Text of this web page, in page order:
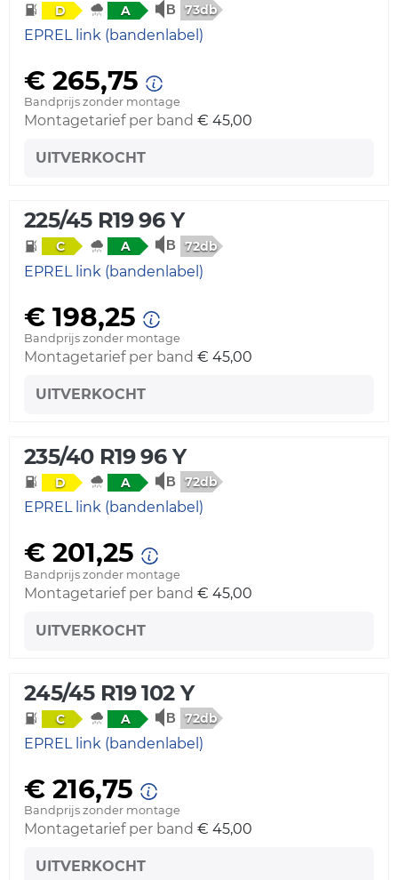
D A 73db
EPREL link (bandenlabel)
€ 265,75
Bandprijs zonder montage
Montagetarief per band € 45,00
UITVERKOCHT
225/45 R19 96 Y
C A 72db
EPREL link (bandenlabel)
€ 198,25
Bandprijs zonder montage
Montagetarief per band € 45,00
UITVERKOCHT
235/40 R19 96 Y
D A 72db
EPREL link (bandenlabel)
€ 201,25
Bandprijs zonder montage
Montagetarief per band € 45,00
UITVERKOCHT
245/45 R19 102 Y
C A 72db
EPREL link (bandenlabel)
€ 216,75
Bandprijs zonder montage
Montagetarief per band € 45,00
UITVERKOCHT